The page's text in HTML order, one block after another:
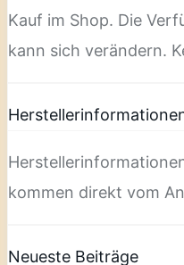
Kauf im Shop. Die
kann sich verändern.
kommen direkt vom
Neueste Beiträge